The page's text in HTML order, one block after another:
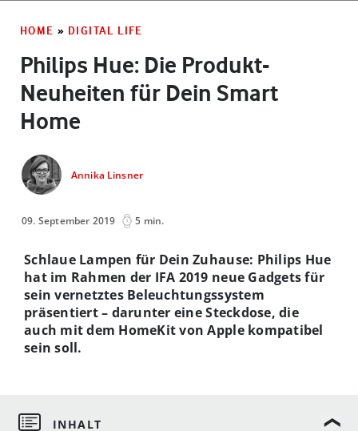
HOME » DIGITAL LIFE
Philips Hue: Die Produkt-
Neuheiten für Dein Smart
Home
Annika Linsner
09. September 2019 5 min.
Schlaue Lampen für Dein Zuhause: Philips Hue
hat im Rahmen der IFA 2019 neue Gadgets für
sein vernetztes Beleuchtungssystem
präsentiert – darunter eine Steckdose, die
auch mit dem HomeKit von Apple kompatibel
sein soll.